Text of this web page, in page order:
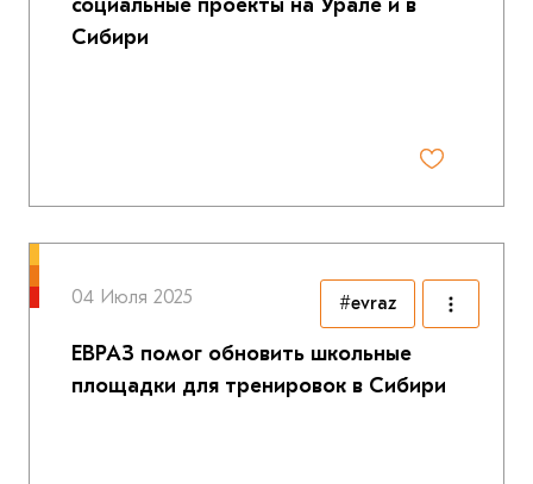
Сибири
04 Июля 2025
ЕВРАЗ помог обновить школьные
площадки для тренировок в Сибири
#evraz